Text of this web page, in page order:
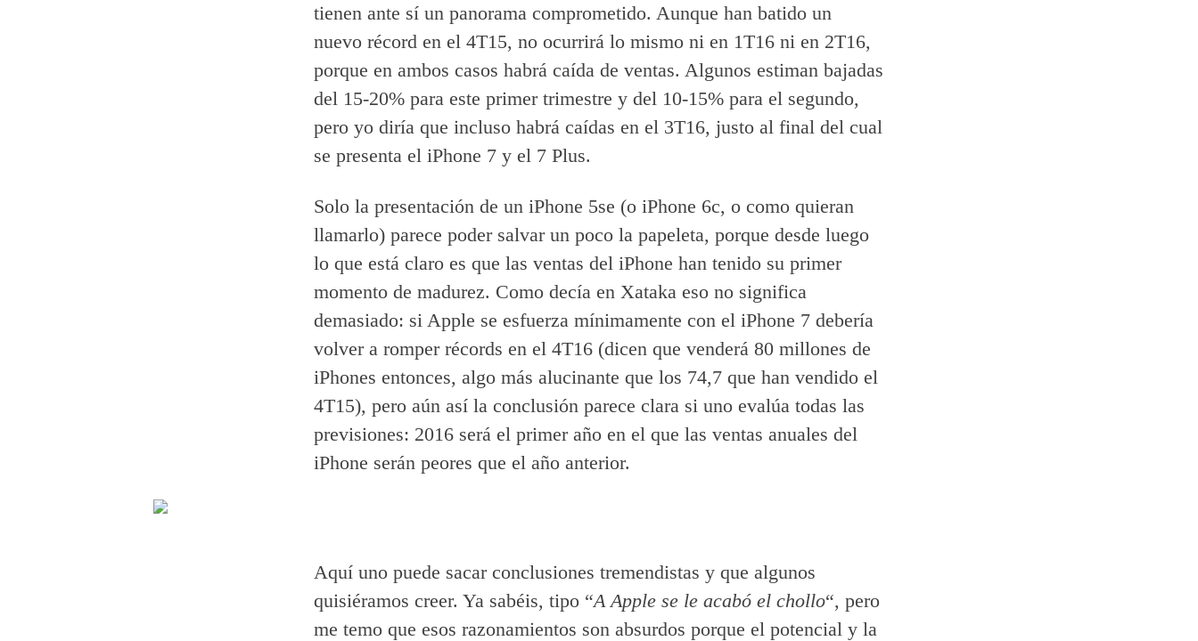
tienen ante sí un panorama comprometido. Aunque han batido un
nuevo récord en el 4T15, no ocurrirá lo mismo ni en 1T16 ni en 2T16,
porque en ambos casos habrá caída de ventas. Algunos estiman bajadas
del 15-20% para este primer trimestre y del 10-15% para el segundo,
pero yo diría que incluso habrá caídas en el 3T16, justo al final del cual
se presenta el iPhone 7 y el 7 Plus.
Solo la presentación de un iPhone 5se (o iPhone 6c, o como quieran
llamarlo) parece poder salvar un poco la papeleta, porque desde luego
lo que está claro es que las ventas del iPhone han tenido su primer
momento de madurez. Como decía en Xataka eso no significa
demasiado: si Apple se esfuerza mínimamente con el iPhone 7 debería
volver a romper récords en el 4T16 (dicen que venderá 80 millones de
iPhones entonces, algo más alucinante que los 74,7 que han vendido el
4T15), pero aún así la conclusión parece clara si uno evalúa todas las
previsiones: 2016 será el primer año en el que las ventas anuales del
iPhone serán peores que el año anterior.
Aquí uno puede sacar conclusiones tremendistas y que algunos
quisiéramos creer. Ya sabéis, tipo “A Apple se le acabó el chollo“, pero
me temo que esos razonamientos son absurdos porque el potencial y la